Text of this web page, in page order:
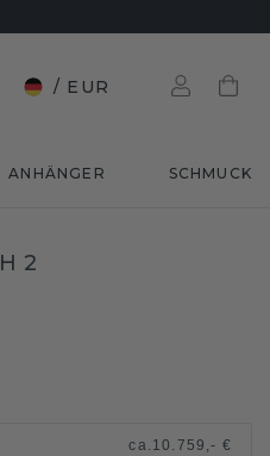
/ EUR
ANHÄNGER SCHMUCK
2
ca. 10.759,- €